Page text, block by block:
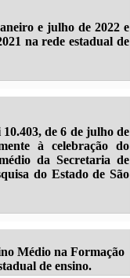
e julho de 2022 e
na rede estadual de
de 6 de julho de
à celebração do
da Secretaria de
do Estado de São
Médio na Formação
de ensino.